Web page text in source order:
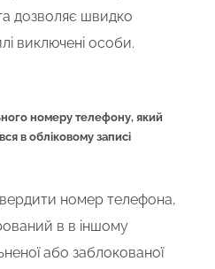
та дозволяє швидко
виключені особи.
номеру телефону, який
в обліковому записі
номер телефона,
в в іншому
або заблокованої